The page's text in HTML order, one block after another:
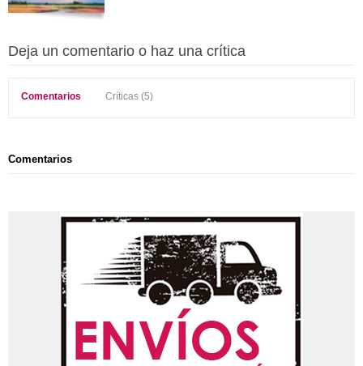
Deja un comentario o haz una crítica
Comentarios Críticas (5)
Comentarios